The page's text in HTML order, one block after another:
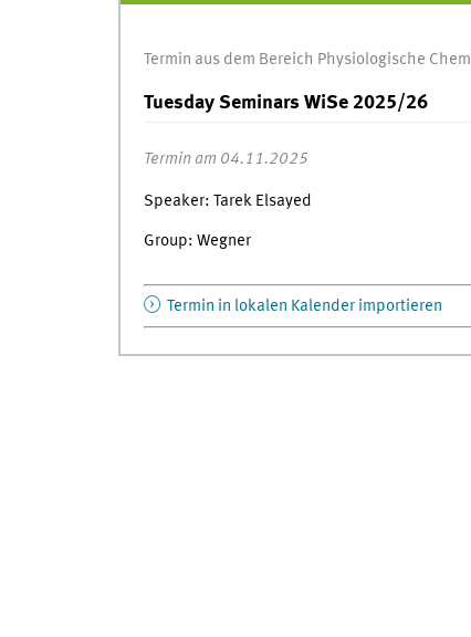
Termin aus dem Bereich Physiologische
Tuesday Seminars WiSe 2025/26
Termin am 04.11.2025
Speaker: Tarek Elsayed
Group: Wegner
Termin in lokalen Kalender importieren